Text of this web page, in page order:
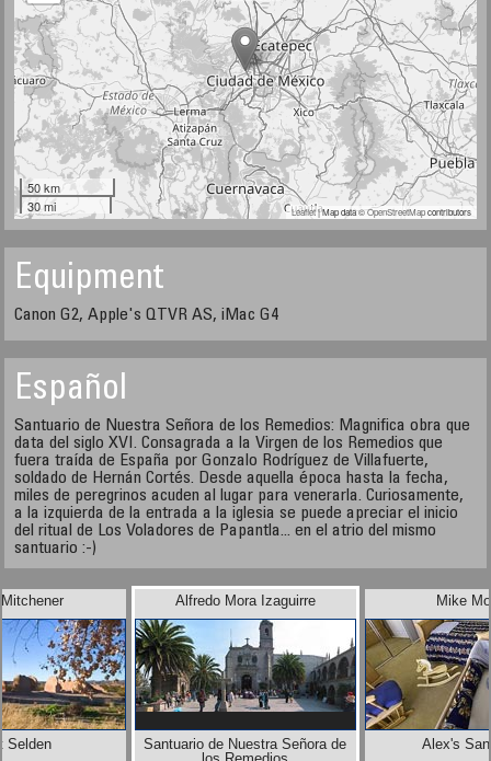
50 km
30 mi
Leaflet| Map data ©OpenStreetMapcontributors
Equipment
Canon G2, Apple's QTVR AS, iMac G4
Español
Santuario de Nuestra Señora de los Remedios: Magnifica obra que
data del siglo XVI. Consagrada a la Virgen de los Remedios que
fuera traída de España por Gonzalo Rodríguez de Villafuerte,
soldado de Hernán Cortés. Desde aquella época hasta la fecha,
miles de peregrinos acuden al lugar para venerarla. Curiosamente,
a la izquierda de la entrada a la iglesia se puede apreciar el inicio
del ritual de Los Voladores de Papantla... en el atrio del mismo
santuario :-)
Selden
Mike
Alex's
Alfredo Mora Izaguirre
Santuario de Nuestra Señora de